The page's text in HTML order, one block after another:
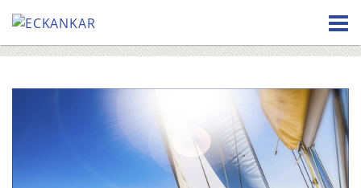
to
content